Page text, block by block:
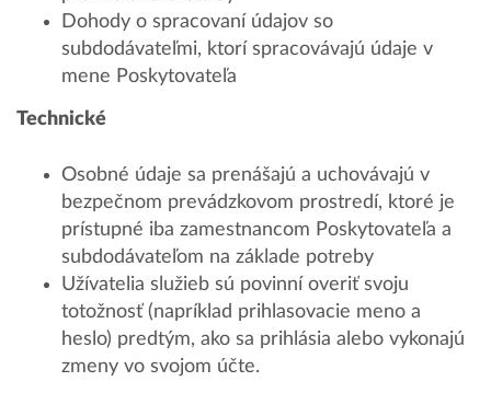
Dohody o spracovaní údajov so
subdodávateľmi, ktorí spracovávajú údaje v
mene Poskytovateľa
Technické
Osobné údaje sa prenášajú a uchovávajú v
bezpečnom prevádzkovom prostredí, ktoré je
prístupné iba zamestnancom Poskytovateľa a
subdodávateľom na základe potreby
Užívatelia služieb sú povinní overiť svoju
totožnosť (napríklad prihlasovacie meno a
heslo) predtým, ako sa prihlásia alebo vykonajú
zmeny vo svojom účte.